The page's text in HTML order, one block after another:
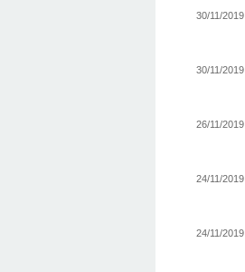
30/11/2019
30/11/2019
26/11/2019
24/11/2019
24/11/2019